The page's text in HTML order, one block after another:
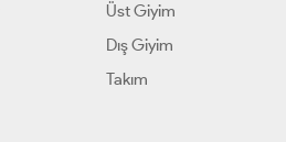
Üst Giyim
Dış Giyim
Takım